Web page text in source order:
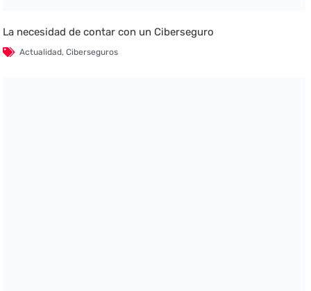
La necesidad de contar con un Ciberseguro
Actualidad,Ciberseguros